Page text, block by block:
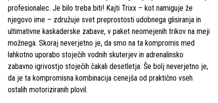
profesionalec. Je bilo treba biti! Kajti Trixx – kot namiguje že
njegovo ime – združuje svet preprostosti udobnega glisiranja in
ultimativne kaskaderske zabave, v paket neomejenih trikov na meji
možnega. Skoraj neverjetno je, da smo na ta kompromis med
lahkotno uporabo stoječih vodnih skuterjev in adrenalinsko
zabavno igrivostjo stoječih čakali desetletja. Še bolj neverjetno je,
da je ta kompromisna kombinacija cenejša od praktično vseh
ostalih motoriziranih plovil.